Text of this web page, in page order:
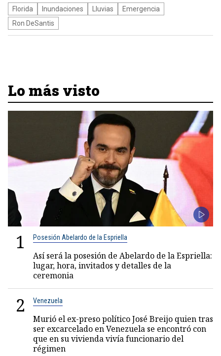
Florida Inundaciones Lluvias
Emergencia
Ron DeSantis
Lo más visto
1 Posesión Abelardo de la Espriella
Así será la posesión de Abelardo de la Espriella:
lugar, hora, invitados y detalles de la
ceremonia
2 Venezuela
Murió el ex-preso político José Breijo quien tras
ser excarcelado en Venezuela se encontró con
que en su vivienda vivía funcionario del
régimen